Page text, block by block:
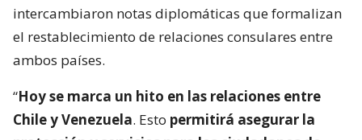
intercambiaron notas diplomáticas que formalizan
el restablecimiento de relaciones consulares entre
ambos países.
“Hoy se marca un hito en las relaciones entre
Chile y Venezuela. Esto permitirá asegurar la